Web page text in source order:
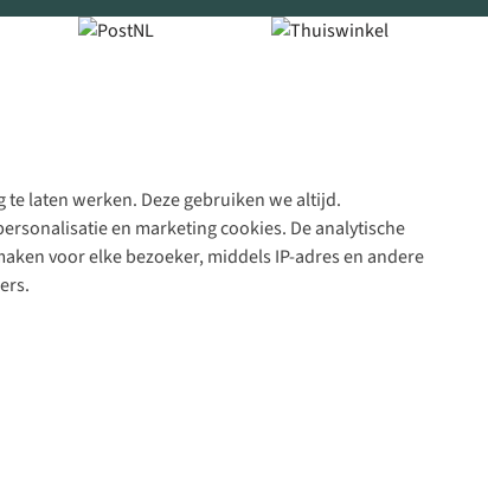
laten werken. Deze gebruiken we altijd.
en marketing cookies. De analytische
voor elke bezoeker, middels IP-adres en andere